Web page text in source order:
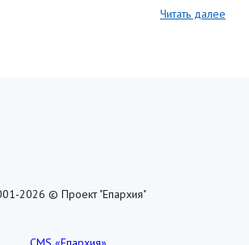
Читать далее
2026 © Проект "Епархия"